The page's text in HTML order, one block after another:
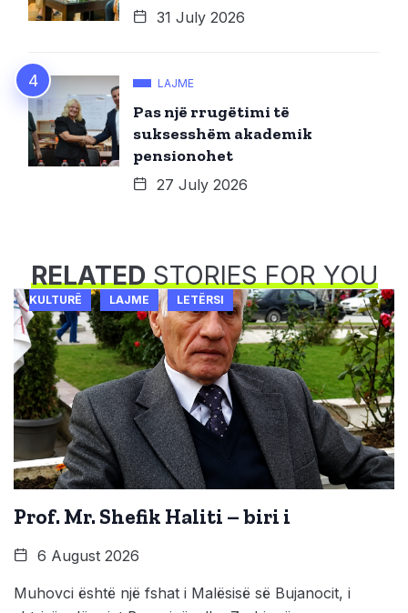
31 July 2026
LAJME
Pas një rrugëtimi të
suksesshëm akademik
pensionohet
27 July 2026
RELATEDSTORIES FOR YOU
KULTURË LAJME LETËRSI
Prof. Mr. Shefik Haliti – biri i
6 August 2026
Muhovci është një fshat i Malësisë së Bujanocit, i